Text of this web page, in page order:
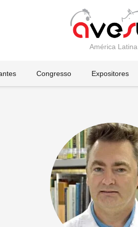
América Latina
Congresso Expositores